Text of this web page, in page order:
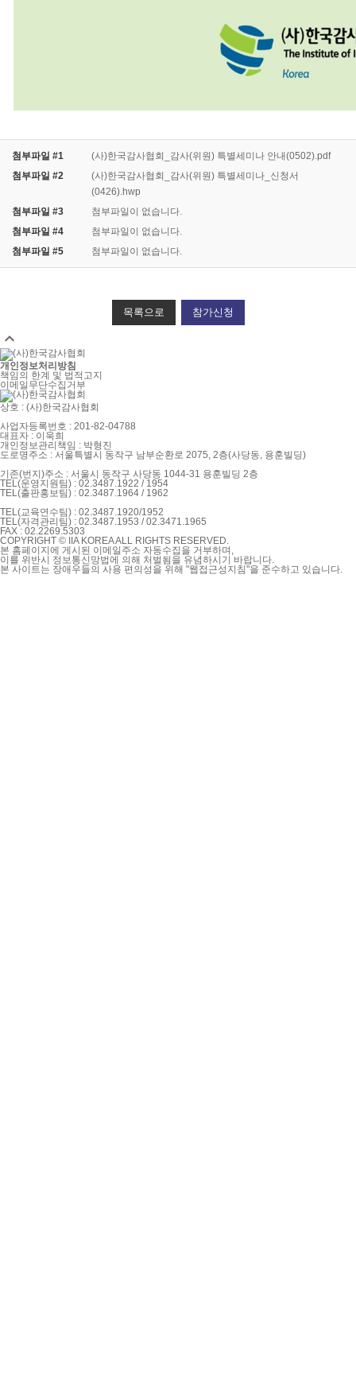
첨부파일 #1
(사)한국감사협회_감사(위원) 특별세미나 안내(0502).pdf
첨부파일 #2
(사)한국감사협회_감사(위원) 특별세미나_신청서
(0426).hwp
첨부파일 #3
첨부파일이 없습니다.
첨부파일 #4
첨부파일이 없습니다.
첨부파일 #5
첨부파일이 없습니다.
목록으로 참가신청

개인정보처리방침
책임의 한계 및 법적고지
이메일무단수집거부
상호 : (사)한국감사협회
사업자등록번호 : 201-82-04788
대표자 : 이욱희
개인정보관리책임 : 박형진
도로명주소 : 서울특별시 동작구 남부순환로 2075, 2층(사당동, 용훈빌딩)
기존(번지)주소 : 서울시 동작구 사당동 1044-31 용훈빌딩 2층
TEL(운영지원팀) : 02.3487.1922 / 1954
TEL(출판홍보팀) : 02.3487.1964 / 1962
TEL(교육연수팀) : 02.3487.1920/1952
TEL(자격관리팀) : 02.3487.1953 / 02.3471.1965
FAX : 02.2269.5303
COPYRIGHT © IIA KOREA ALL RIGHTS RESERVED.
본 홈페이지에 게시된 이메일주소 자동수집을 거부하며,
이를 위반시 정보통신망법에 의해 처벌됨을 유념하시기 바랍니다.
본 사이트는 장애우들의 사용 편의성을 위해 "웹접근성지침"을 준수하고 있습니다.